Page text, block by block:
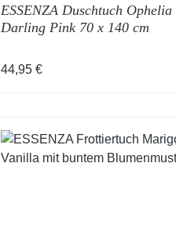
ESSENZA Duschtuch Ophelia
Darling Pink 70 x 140 cm
Regulärer Preis:
44,95 €